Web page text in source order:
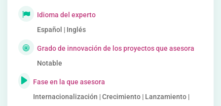
Idioma del experto
Español | Inglés
Grado de innovación de los proyectos que asesora
Notable
Fase en la que asesora
Internacionalización | Crecimiento | Lanzamiento |